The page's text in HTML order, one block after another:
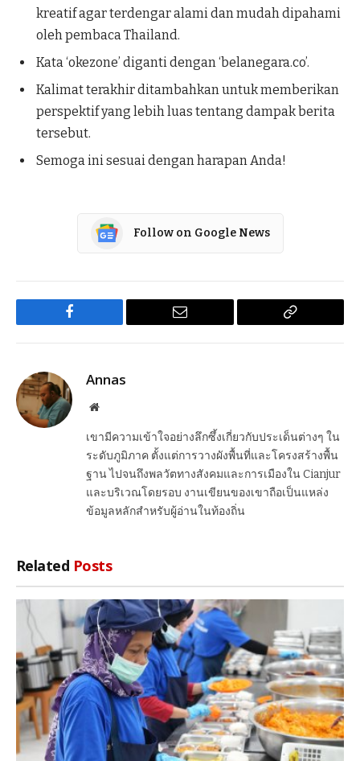
kreatif agar terdengar alami dan mudah dipahami
oleh pembaca Thailand.
Kata ‘okezone’ diganti dengan ‘belanegara.co’.
Kalimat terakhir ditambahkan untuk memberikan
perspektif yang lebih luas tentang dampak berita
tersebut.
Semoga ini sesuai dengan harapan Anda!
Follow on Google News
Facebook Email
Copy
Annas
Website
เขามีความเข้าใจอย่างลึกซึ้งเกี่ยวกับประเด็นต่างๆ ใน
ระดับภูมิภาค ตั้งแต่การวางผังพื้นที่และโครงสร้างพื้น
ฐาน ไปจนถึงพลวัตทางสังคมและการเมืองใน Cianjur
และบริเวณโดยรอบ งานเขียนของเขาถือเป็นแหล่ง
ข้อมูลหลักสำหรับผู้อ่านในท้องถิ่น
Related Posts